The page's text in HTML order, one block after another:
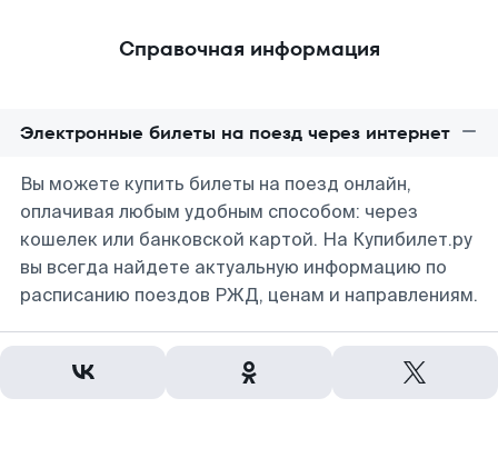
Справочная информация
Электронные билеты на поезд через интернет
Вы можете купить билеты на поезд онлайн,
оплачивая любым удобным способом: через
кошелек или банковской картой. На Купибилет.ру
вы всегда найдете актуальную информацию по
расписанию поездов РЖД, ценам и направлениям.